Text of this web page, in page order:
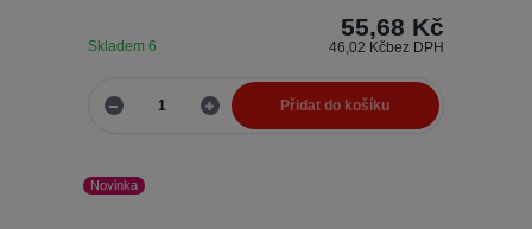
55,68 Kč
46,02 Kčbez DPH
Skladem 6
Přidat do košíku
Novinka